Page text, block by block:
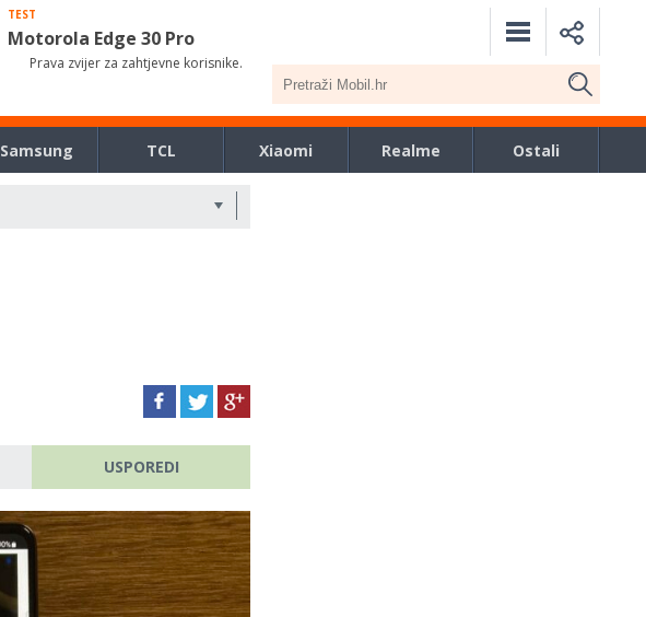
TEST
Motorola Edge 30 Pro
Prava zvijer za zahtjevne korisnike.
Samsung TCL Xiaomi Realme Ostali
USPOREDI